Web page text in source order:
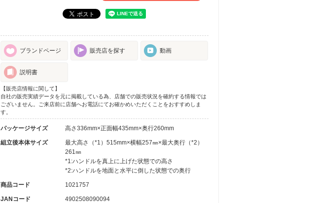
ブランドページ 販売店を探す 動画
説明書
【販売店情報に関して】
自社の販売実績データを元に掲載している為、店舗での販売状況を確約する情報では
ございません。ご来店前に店舗へお電話にてお確かめいただくことをおすすめしま
す。
パッケージサイズ 高さ336mm×正面幅435mm×奥行260mm
組立後本体サイズ
最大高さ（*1）515mm×横幅257㎜×最大奥行（*2）
261㎜
*1:ハンドルを真上に上げた状態での高さ
*2:ハンドルを地面と水平に倒した状態での奥行
商品コード 1021757
JANコード 4902508090094